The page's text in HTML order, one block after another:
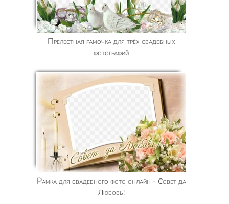
Прелестная рамочка для трёх свадебных
фотографий
Рамка для свадебного фото онлайн - Совет да
Любовь!